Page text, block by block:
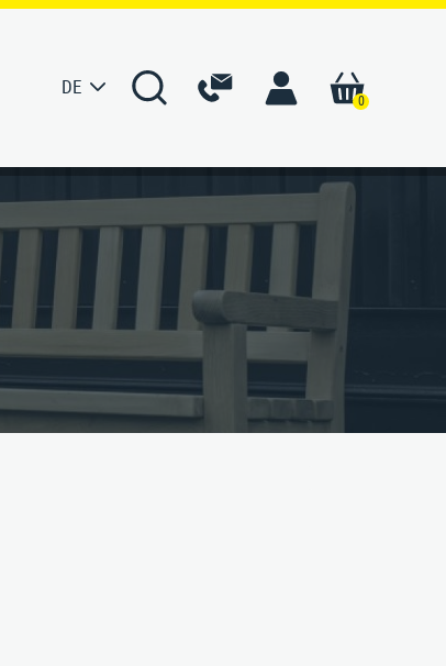
DE
0
Ansprechpartner Deutschland
Ansprechpartner International
Kontaktformular